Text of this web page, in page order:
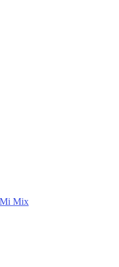
Mix